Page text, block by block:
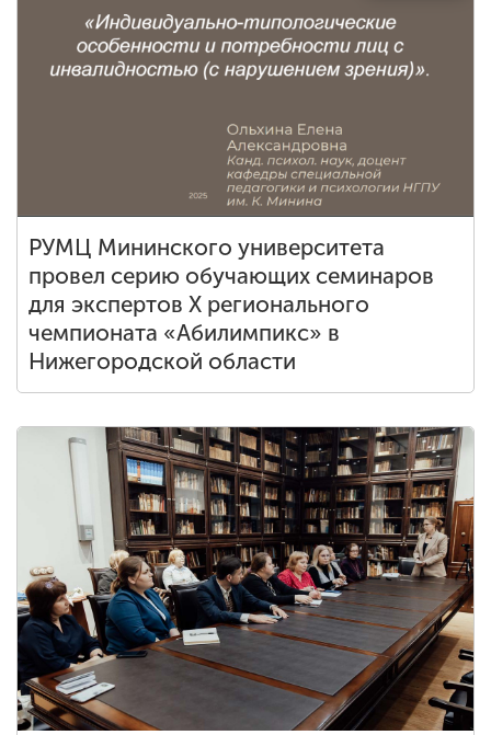
РУМЦ Мининского университета
провел серию обучающих семинаров
для экспертов X регионального
чемпионата «Абилимпикс» в
Нижегородской области